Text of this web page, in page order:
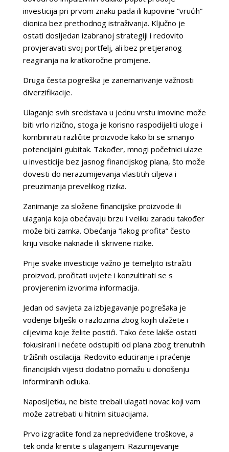
investicija pri prvom znaku pada ili kupovine “vrućih”
dionica bez prethodnog istraživanja. Ključno je
ostati dosljedan izabranoj strategiji i redovito
provjeravati svoj portfelj, ali bez pretjeranog
reagiranja na kratkoročne promjene.
Druga česta pogreška je zanemarivanje važnosti
diverzifikacije.
Ulaganje svih sredstava u jednu vrstu imovine može
biti vrlo rizično, stoga je korisno raspodijeliti uloge i
kombinirati različite proizvode kako bi se smanjio
potencijalni gubitak. Također, mnogi početnici ulaze
u investicije bez jasnog financijskog plana, što može
dovesti do nerazumijevanja vlastitih ciljeva i
preuzimanja prevelikog rizika.
Zanimanje za složene financijske proizvode ili
ulaganja koja obećavaju brzu i veliku zaradu također
može biti zamka. Obećanja “lakog profita” često
kriju visoke naknade ili skrivene rizike.
Prije svake investicije važno je temeljito istražiti
proizvod, pročitati uvjete i konzultirati se s
provjerenim izvorima informacija.
Jedan od savjeta za izbjegavanje pogrešaka je
vođenje bilješki o razlozima zbog kojih ulažete i
ciljevima koje želite postići. Tako ćete lakše ostati
fokusirani i nećete odstupiti od plana zbog trenutnih
tržišnih oscilacija. Redovito educiranje i praćenje
financijskih vijesti dodatno pomažu u donošenju
informiranih odluka.
Naposljetku, ne biste trebali ulagati novac koji vam
može zatrebati u hitnim situacijama.
Prvo izgradite fond za nepredviđene troškove, a
tek onda krenite s ulaganjem. Razumijevanje